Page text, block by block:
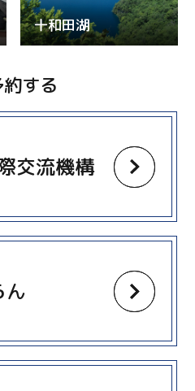
十和田湖
する
交流機構
ん